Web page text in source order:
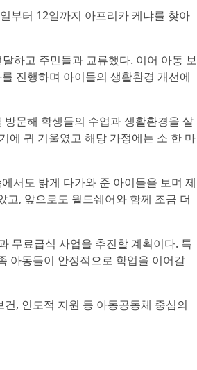
부터 12일까지 아프리카 케냐를 찾아
하고 주민들과 교류했다. 이어 아동 보
진행하며 아이들의 생활환경 개선에
방문해 학생들의 수업과 생활환경을 살
에 귀 기울였고 해당 가정에는 소 한 마
서도 밝게 다가와 준 아이들을 보며 제
고, 앞으로도 월드쉐어와 함께 조금 더
무료급식 사업을 추진할 계획이다. 특
아동들이 안정적으로 학업을 이어갈
, 인도적 지원 등 아동공동체 중심의